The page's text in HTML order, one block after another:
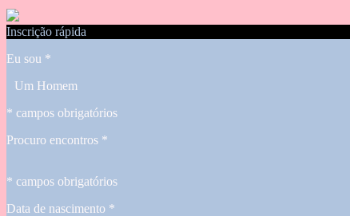
Inscrição rápida
Eu sou *
Um Homem
* campos obrigatórios
Procuro encontros *
* campos obrigatórios
Data de nascimento *